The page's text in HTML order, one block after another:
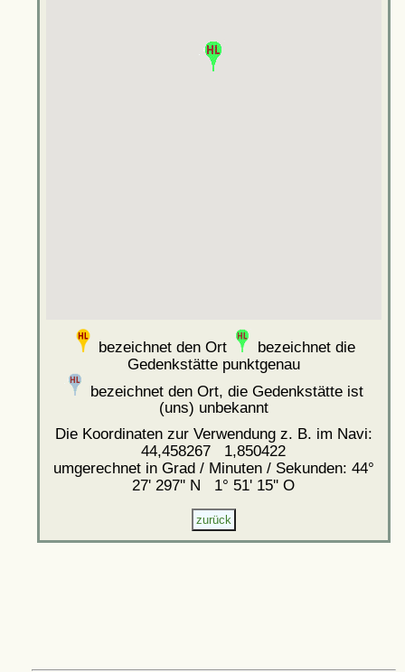
bezeichnet den Ort
bezeichnet die
Gedenkstätte punktgenau
bezeichnet den Ort, die Gedenkstätte ist
(uns) unbekannt
Die Koordinaten zur Verwendung z. B. im Navi:
44,458267 1,850422
umgerechnet in Grad / Minuten / Sekunden: 44°
27' 297'' N 1° 51' 15'' O